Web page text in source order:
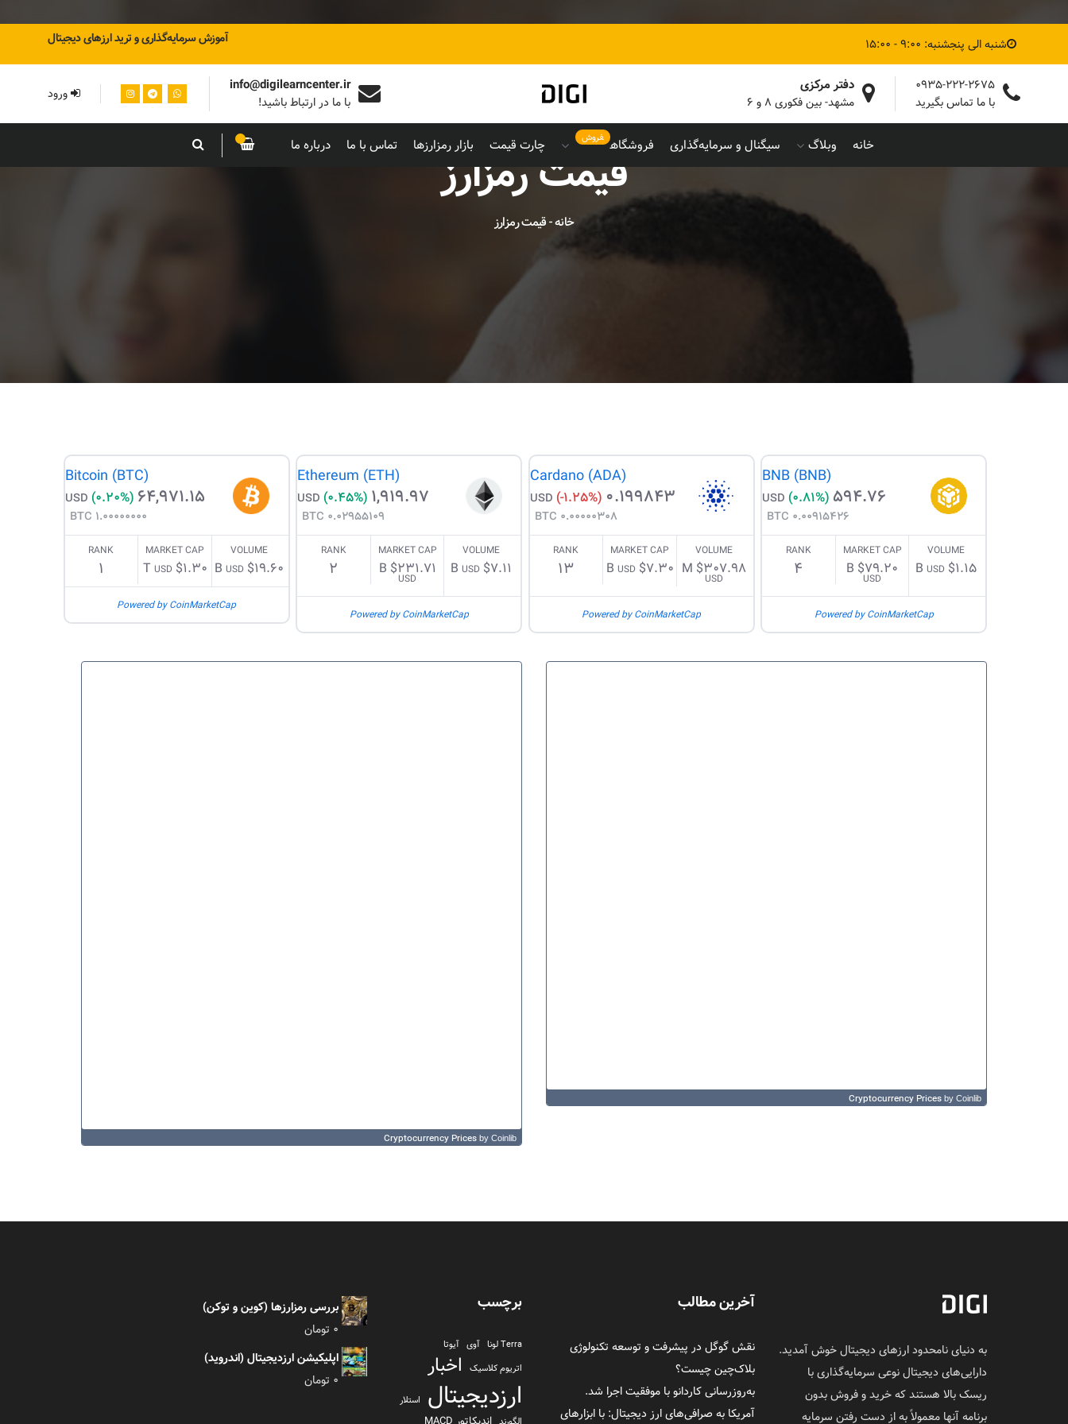
شنبه الی پنجشنبه: 9:00 - 15:00 آموزش سرمایه‌گذاری و ترید ارزهای دیجیتال
0935-222-2675
با ما تماس بگیرید
دفتر مرکزی
مشهد- بین فکوری ۸ و ۶
info@digilearncenter.ir
با ما در ارتباط باشید! ورود
خانه وبلاگ سیگنال و سرمایه‌گذاری فروشگاه فروش چارت قیمت بازار رمزارزها تماس با ما درباره ما قیمت رمزارز
خانه-قیمت رمزارز
Bitcoin (BTC)
64,971.15
USD (0.20%)
1.00000000 BTC
RANK
1
MARKET CAP
$1.30 T
USD
VOLUME
$19.60 B
USD
Powered by CoinMarketCap
Ethereum (ETH)
1,919.97
USD (0.45%)
0.02955109 BTC
RANK
2
MARKET CAP
$231.71 B
USD
VOLUME
$7.11 B
USD
Powered by CoinMarketCap
Cardano (ADA)
0.199843
USD (-1.25%)
0.00000308 BTC
RANK
13
MARKET CAP
$7.30 B
USD
VOLUME
$307.98 M
USD
Powered by CoinMarketCap
BNB (BNB)
594.76
USD (0.81%)
0.00915426 BTC
RANK
4
MARKET CAP
$79.20 B
USD
VOLUME
$1.15 B
USD
Powered by CoinMarketCap
Cryptocurrency Prices by Coinlib
Cryptocurrency Prices by Coinlib
به دنیای نامحدود ارزهای دیجیتال خوش آمدید.
دارایی‌های دیجیتال نوعی سرمایه‌گذاری با
ریسک بالا هستند که خرید و فروش بدون
برنامه آنها معمولاً به از دست رفتن سرمایه
آخرین مطالب
نقش گوگل در پیشرفت و توسعه تکنولوژی
بلاک‌چین چیست؟
به‌روزرسانی کاردانو با موفقیت اجرا شد.
آمریکا به صرافی‌های ارز دیجیتال: با ابزارهای
برچسب
Terra لونا آوی آیوتا
اتریوم کلاسیک
اخبار
ارزدیجیتال
استلار
بررسی رمزارزها (کوین و توکن)
0 تومان
اپلیکیشن ارزدیجیتال (اندروید)
0 تومان